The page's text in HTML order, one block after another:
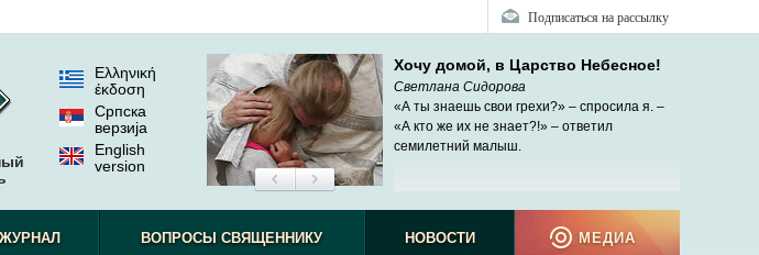
Подписаться на рассылку
Ελληνική
έκδοση
Српска
верзиjа
English
version
Хочу домой, в Царство Небесное!
Светлана Сидорова
«А ты знаешь свои грехи?» – спросила я. –
«А кто же их не знает?!» – ответил
семилетний малыш.
ВОПРОСЫ СВЯЩЕННИКУ НОВОСТИ МЕДИА